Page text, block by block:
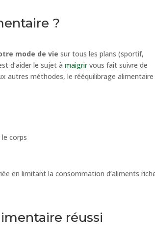
?
mode de vie sur tous les plans (sportif,
d’aider le sujet àmaigrirvous fait suivre de
autres méthodes, le rééquilibrage
corps
en limitant la consommation d’aliments
réussi